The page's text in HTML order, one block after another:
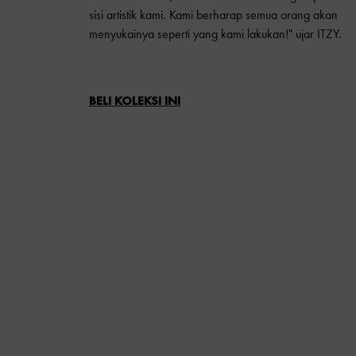
sisi artistik kami. Kami berharap semua orang akan
menyukainya seperti yang kami lakukan!" ujar ITZY.
BELI KOLEKSI INI